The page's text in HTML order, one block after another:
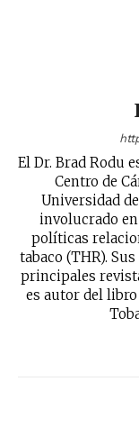
El Dr. Brad Rodu
Centro de
Universidad
involucrado
políticas
tabaco (THR).
principales
es autor del